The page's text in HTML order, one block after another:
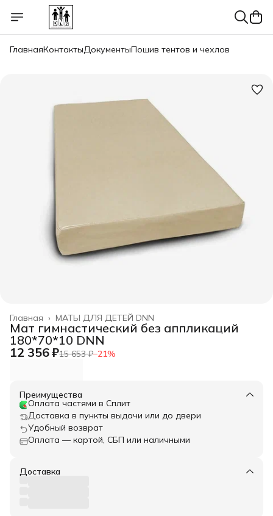
ГлавнаяКонтактыДокументыПошив тентов и чехлов
МАТЫ ДЛЯ ДЕТЕЙ DNN
Главная ›
Мат гимнастический без аппликаций
180*70*10 DNN
12 356 ₽15 653 ₽−21%
Преимущества
Оплата частями в Сплит
Доставка в пункты выдачи или до двери
Удобный возврат
Оплата — картой, СБП или наличными
Доставка